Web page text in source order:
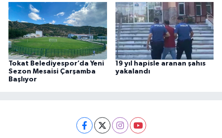
Tokat Belediyespor’da Yeni
Sezon Mesaisi Çarşamba
Başlıyor
19 yıl hapisle aranan şahıs
yakalandı